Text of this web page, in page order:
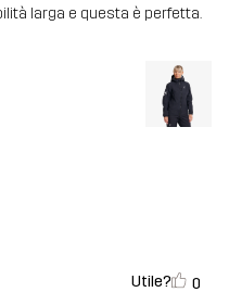
larga e questa è perfetta.
Utile? 0